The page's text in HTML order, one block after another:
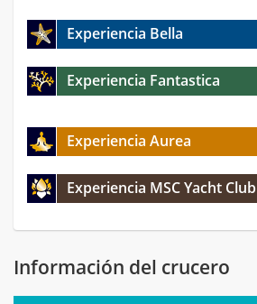
Experiencia Bella
Experiencia Fantastica
Experiencia Aurea
Experiencia MSC Yacht Club
Información del crucero